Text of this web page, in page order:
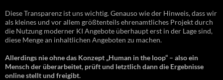
Diese Transparenz ist uns wichtig. Genauso wie der Hinweis, dass wir
als kleines und vor allem größtenteils ehrenamtliches Projekt durch
die Nutzung moderner KI Angebote überhaupt erst in der Lage sind,
diese Menge an inhaltlichen Angeboten zu machen.
Allerdings nie ohne das Konzept „Human in the loop“ – also ein
Mensch der überarbeitet, prüft und letztlich dann die Ergebnisse
online stellt und freigibt.